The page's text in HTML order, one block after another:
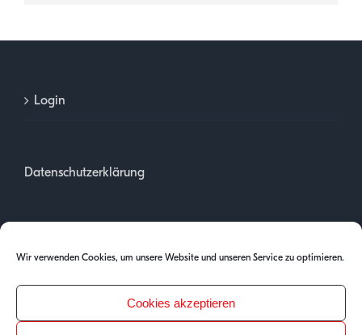
Wir verwenden Cookies, um unsere Website und unseren Service zu optimieren.
Cookies akzeptieren
Login
Datenschutzerklärung